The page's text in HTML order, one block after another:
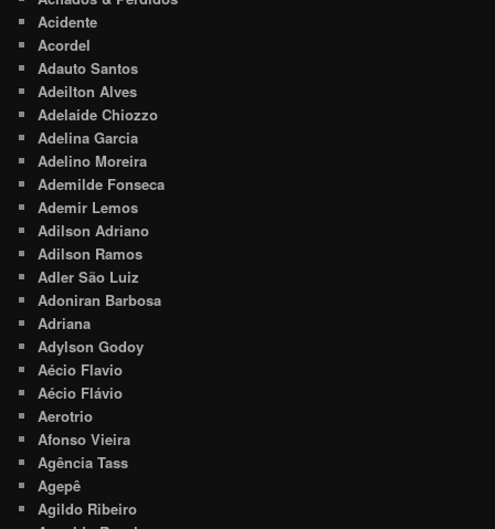
Acidente
Acordel
Adauto Santos
Adeilton Alves
Adelaide Chiozzo
Adelina Garcia
Adelino Moreira
Ademilde Fonseca
Ademir Lemos
Adilson Adriano
Adilson Ramos
Adler São Luiz
Adoniran Barbosa
Adriana
Adylson Godoy
Aécio Flavio
Aécio Flávio
Aerotrio
Afonso Vieira
Agência Tass
Agepê
Agildo Ribeiro